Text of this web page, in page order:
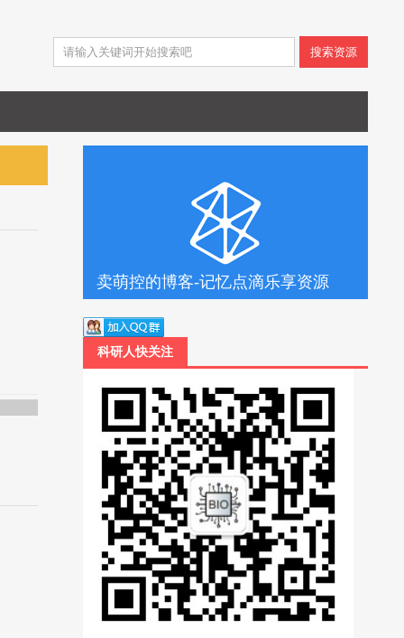
搜索资源
卖萌控的博客-记忆点滴乐享资源
科研人快关注